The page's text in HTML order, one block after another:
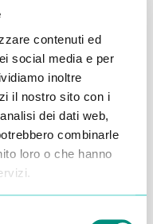
contenuti ed
social media e per
inoltre
il nostro sito con i
dei dati web,
combinarle
loro o che hanno